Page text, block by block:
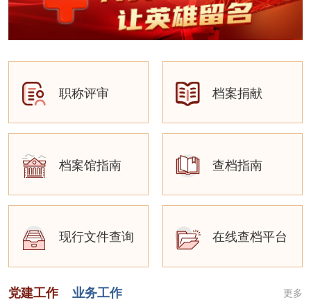
职称评审 档案捐献
档案馆指南 查档指南
现行文件查询 在线查档平台
党建工作 业务工作 更多